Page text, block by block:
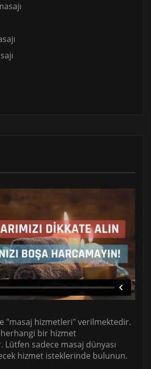
"masaj hizmetleri" verilmektedir.
bir hizmet
sadece masaj dünyası
hizmet isteklerinde bulunun.